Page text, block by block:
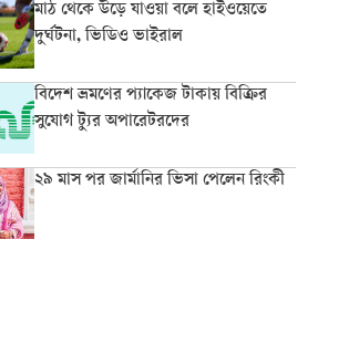
মাঠ থেকে উড়ে যাওয়া বলে হাইওয়েতে
দুর্ঘটনা, ভিডিও ভাইরাল
বিদেশ ভ্রমণের প্যাকেজ টাকায় বিক্রির
সুযোগ ট্যুর অপারেটরদের
২৯ মাস পর জার্মানির ভিসা পেলেন রিংকী